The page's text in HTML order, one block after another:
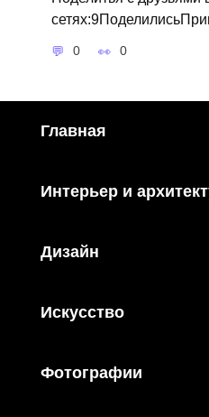
0 0
Главная
Интерьер и
Дизайн
Искусство
Фотографии